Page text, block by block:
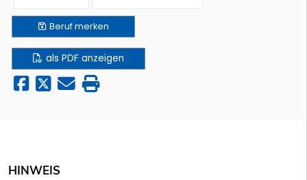
Berufmerken
als PDF anzeigen
HINWEIS